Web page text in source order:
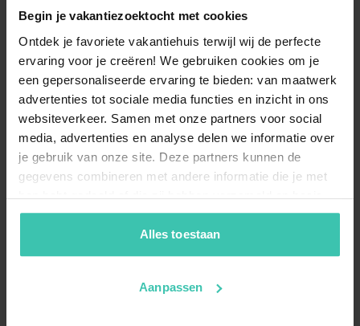
Begin je vakantiezoektocht met cookies
Ontdek je favoriete vakantiehuis terwijl wij de perfecte
ervaring voor je creëren! We gebruiken cookies om je
een gepersonaliseerde ervaring te bieden: van maatwerk
advertenties tot sociale media functies en inzicht in ons
websiteverkeer. Samen met onze partners voor social
media, advertenties en analyse delen we informatie over
je gebruik van onze site. Deze partners kunnen de
gegevens combineren met andere informatie die je met
hen hebt gedeeld of die zij hebben verzameld op basis
van je gebruik van hun diensten. Zo zorgen we ervoor dat
jouw vakantiezoektocht soepel en op maat verloopt!
Alles toestaan
Aanpassen